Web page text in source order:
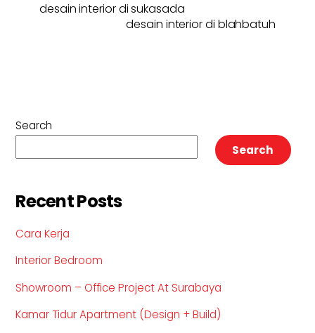
desain interior di sukasada
desain interior di blahbatuh
Search
Search
Recent Posts
Cara Kerja
Interior Bedroom
Showroom – Office Project At Surabaya
Kamar Tidur Apartment (Design + Build)